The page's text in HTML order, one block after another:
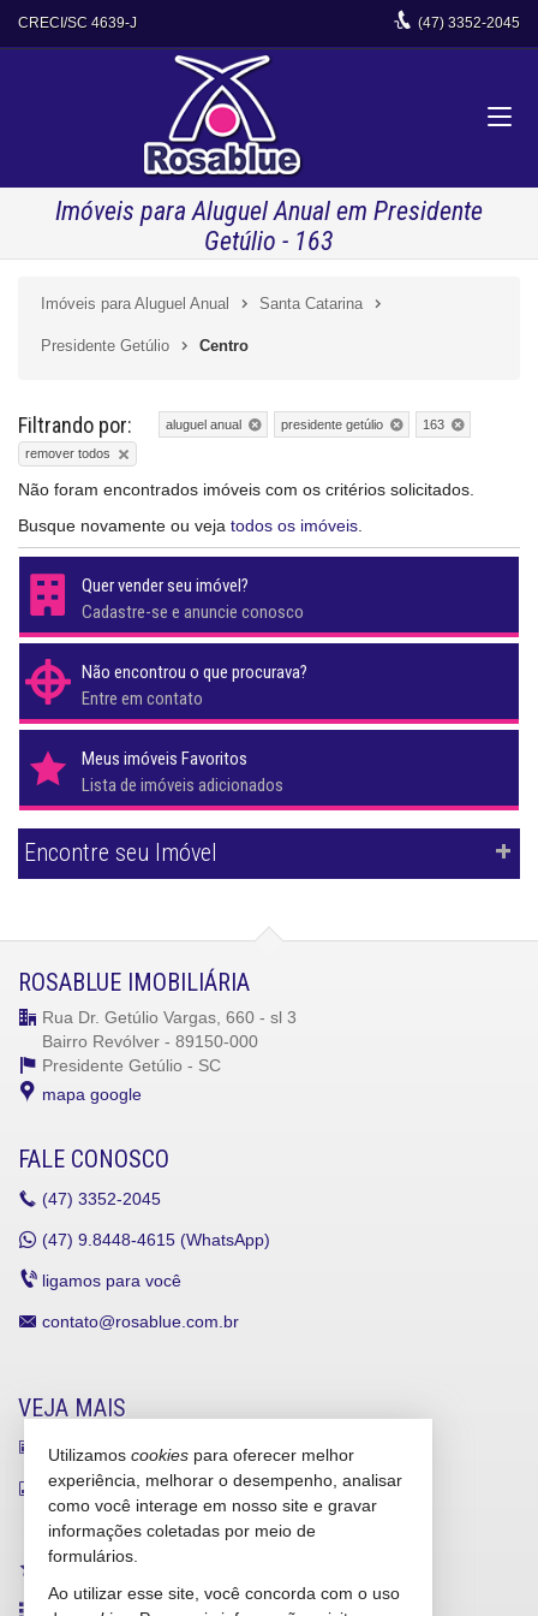
CRECI/SC 4639-J (47) 3352-2045
Imóveis para Aluguel Anual em Presidente
Getúlio - 163
Imóveis para Aluguel Anual Santa Catarina
Presidente Getúlio Centro
Filtrando por: aluguel anual presidente getúlio
163
remover todos
Não foram encontrados imóveis com os critérios solicitados.
Busque novamente ou veja todos os imóveis
Quer vender seu imóvel?
Cadastre-se e anuncie conosco
Não encontrou o que procurava?
Entre em contato
Meus imóveis Favoritos
Lista de imóveis adicionados
Encontre seu Imóvel
ROSABLUE IMOBILIÁRIA
Rua Dr. Getúlio Vargas, 660 - sl 3
Bairro Revólver - 89150-000
Presidente Getúlio - SC
mapa google
FALE CONOSCO
(47) 3352-2045
(47) 9.8448-4615 (WhatsApp)
ligamos para você
contato@rosablue.com.br
VEJA MAIS
receba nosso newsletter
indicadores financeiros
cadastre seu imóvel
mapa de imóveis
Utilizamos cookies para oferecer melhor
experiência, melhorar o desempenho, analisar
como você interage em nosso site e gravar
informações coletadas por meio de
formulários.
Ao utilizar esse site, você concorda com o uso